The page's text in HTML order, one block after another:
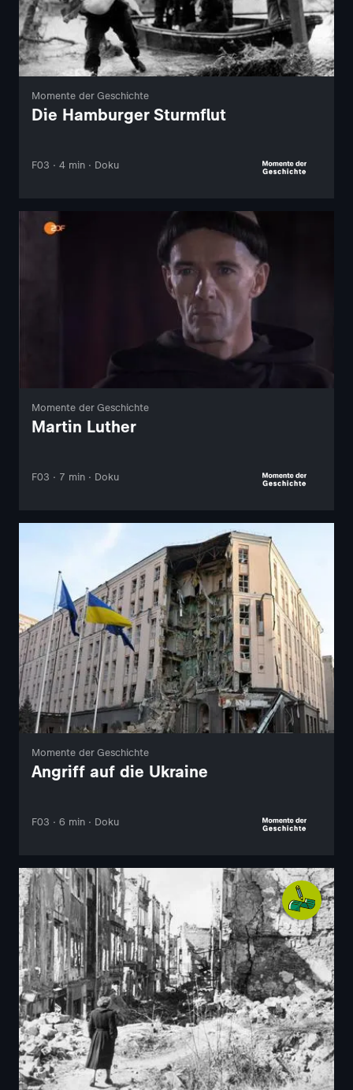
Momente der Geschichte
Die Hamburger Sturmflut
F03 · 4 min · Doku
Momente der Geschichte
Martin Luther
F03 · 7 min · Doku
Momente der Geschichte
Angriff auf die Ukraine
F03 · 6 min · Doku